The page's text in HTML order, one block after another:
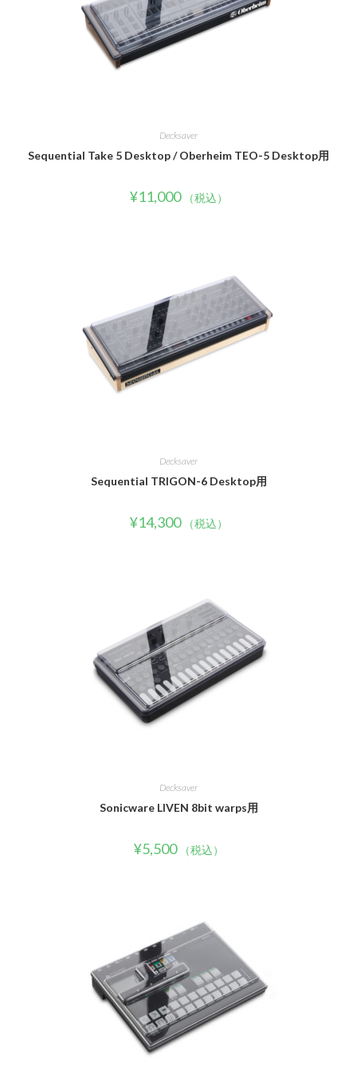
Decksaver
Sequential Take 5 Desktop / Oberheim TEO-5 Desktop用
¥11,000 （税込）
Decksaver
Sequential TRIGON-6 Desktop用
¥14,300 （税込）
Decksaver
Sonicware LIVEN 8bit warps用
¥5,500 （税込）